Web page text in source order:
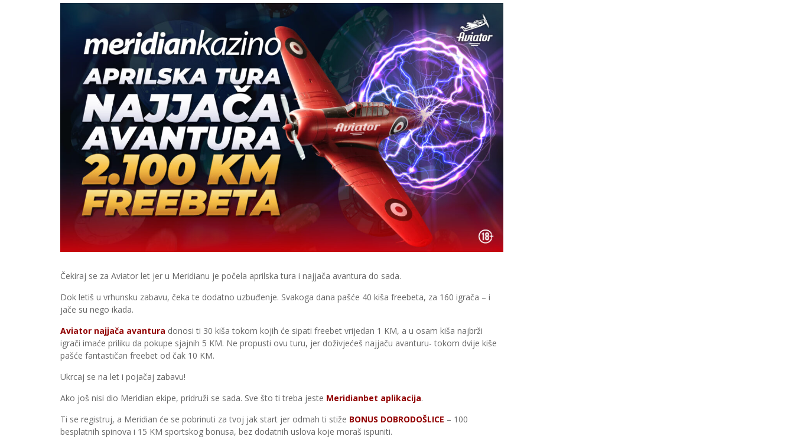
Čekiraj se za Aviator let jer u Meridianu je počela aprilska tura i najjača avantura do sada.
Dok letiš u vrhunsku zabavu, čeka te dodatno uzbuđenje. Svakoga dana pašće 40 kiša freebeta, za 160 igrača – i
jače su nego ikada.
Aviator najjača avantura donosi ti 30 kiša tokom kojih će sipati freebet vrijedan 1 KM, a u osam kiša najbrži
igrači imaće priliku da pokupe sjajnih 5 KM. Ne propusti ovu turu, jer doživjećeš najjaču avanturu- tokom dvije kiše
pašće fantastičan freebet od čak 10 KM.
Ukrcaj se na let i pojačaj zabavu!
Ako još nisi dio Meridian ekipe, pridruži se sada. Sve što ti treba jeste Meridianbet aplikacija.
Ti se registruj, a Meridian će se pobrinuti za tvoj jak start jer odmah ti stiže BONUS DOBRODOŠLICE – 100
besplatnih spinova i 15 KM sportskog bonusa, bez dodatnih uslova koje moraš ispuniti.